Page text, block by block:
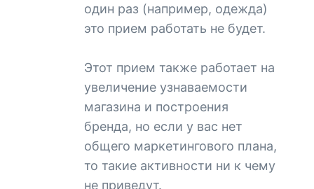
один раз (например, одежда)
это прием работать не будет.
Этот прием также работает на
увеличение узнаваемости
магазина и построения
бренда, но если у вас нет
общего маркетингового плана,
то такие активности ни к чему
не приведут.